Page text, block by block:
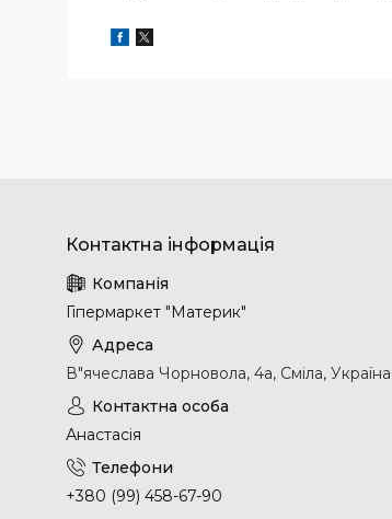
Гіпермаркет "Материк"
В"ячеслава Чорновола, 4а, Сміла, Україна
Анастасія
+380 (99) 458-67-90